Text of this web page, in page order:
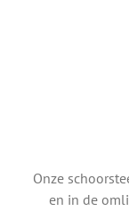
Onze
en in de